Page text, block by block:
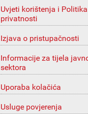
Uvjeti korištenja i Politika
privatnosti
Izjava o pristupačnosti
Informacije za tijela
sektora
Uporaba kolačića
Usluge povjerenja